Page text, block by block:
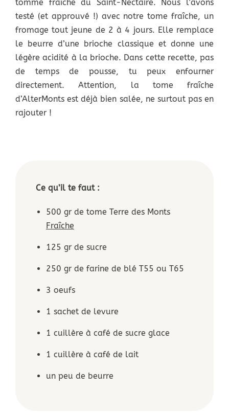
tomme fraîche du Saint-Nectaire. Nous l’avons
testé (et approuvé !) avec notre tome fraîche, un
fromage tout jeune de 2 à 4 jours. Elle remplace
le beurre d’une brioche classique et donne une
légère acidité à la brioche. Dans cette recette, pas
de temps de pousse, tu peux enfourner
directement. Attention, la tome fraîche
d’AlterMonts est déjà bien salée, ne surtout pas en
rajouter !
Ce qu’il te faut :
500 gr de tome Terre des Monts
Fraîche
125 gr de sucre
250 gr de farine de blé T55 ou T65
3 oeufs
1 sachet de levure
1 cuillère à café de sucre glace
1 cuillère à café de lait
un peu de beurre